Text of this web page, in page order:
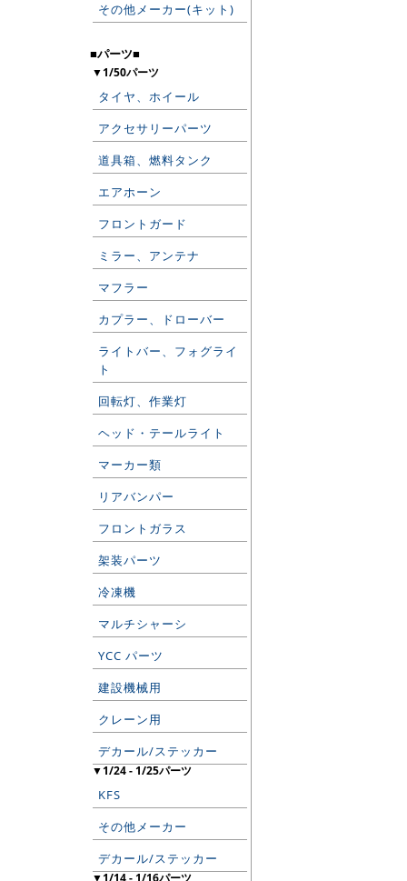
その他メーカー(キット)
■パーツ■
▼1/50パーツ
タイヤ、ホイール
アクセサリーパーツ
道具箱、燃料タンク
エアホーン
フロントガード
ミラー、アンテナ
マフラー
カプラー、ドローバー
ライトバー、フォグライ
ト
回転灯、作業灯
ヘッド・テールライト
マーカー類
リアバンパー
フロントガラス
架装パーツ
冷凍機
マルチシャーシ
YCC パーツ
建設機械用
クレーン用
デカール/ステッカー
▼1/24 - 1/25パーツ
KFS
その他メーカー
デカール/ステッカー
▼1/14 - 1/16パーツ